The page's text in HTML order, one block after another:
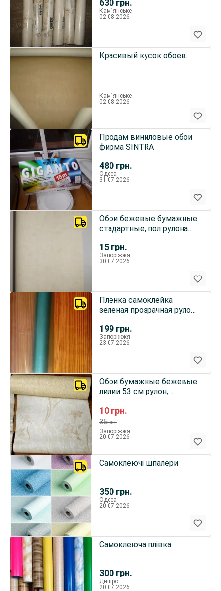
630 грн.
Кам`янське
02.08.2026
Красивый кусок обоев.
Кам`янське
02.08.2026
480 грн.
Продам виниловые обои
фирма SINTRA
Одеса
31.07.2026
15 грн.
Обои бежевые бумажные
стадартные, пол рулона
Запоріжжя
30.07.2026
199 грн.
Пленка самоклейка
зеленая прозрачная рулон
Запоріжжя
23.07.2026
10 грн.
35грн.
Обои бумажные бежевые
лилии 53 см рулон,
белые и листья 2 по пол
Запоріжжя
20.07.2026
350 грн.
Самоклеючі шпалери
Одеса
20.07.2026
300 грн.
Самоклеюча плівка
Дніпро
20.07.2026